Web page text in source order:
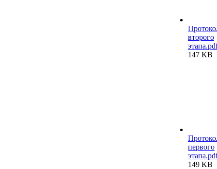
второго
147 KB
первого
149 KB